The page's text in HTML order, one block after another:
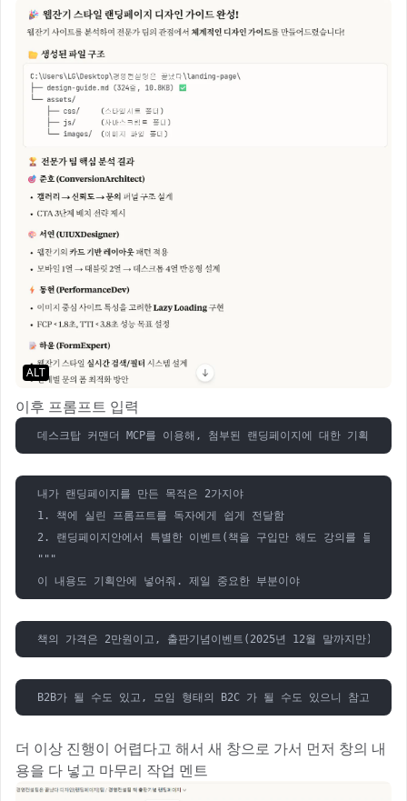
ALT
이후 프롬프트 입력
데스크탑 커맨더 MCP를 이용해, 첨부된 랜딩페이지에 대한 기획안도
내가 랜딩페이지를 만든 목적은 2가지야
1. 책에 실린 프롬프트를 독자에게 쉽게 전달함
2. 랜딩페이지안에서 특별한 이벤트(책을 구입만 해도 강의를 들을
"""
이 내용도 기획안에 넣어줘. 제일 중요한 부분이야
책의 가격은 2만원이고, 출판기념이벤트(2025년 12월 말까지만)는
B2B가 될 수도 있고, 모임 형태의 B2C 가 될 수도 있으니 참고해서
더 이상 진행이 어렵다고 해서 새 창으로 가서 먼저 창의 내
용을 다 넣고 마무리 작업 멘트